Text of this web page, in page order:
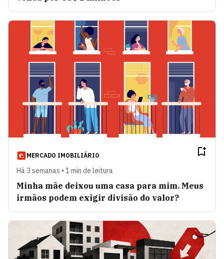
MERCADO IMOBILIÁRIO
Há 3 semanas • 1 min de leitura
Minha mãe deixou uma casa para mim. Meus
irmãos podem exigir divisão do valor?